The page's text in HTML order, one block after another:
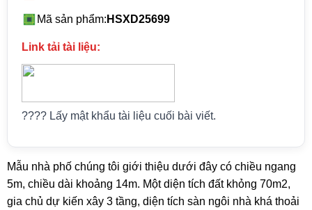
Mã sản phẩm: HSXD25699
Link tải tài liệu:
???? Lấy mật khẩu tài liệu cuối bài viết.
​Mẫu nhà phố chúng tôi giới thiệu dưới đây có chiều ngang
5m, chiều dài khoảng 14m. Một diện tích đất khỏng 70m2,
gia chủ dự kiến xây 3 tầng, diện tích sàn ngôi nhà khá thoải